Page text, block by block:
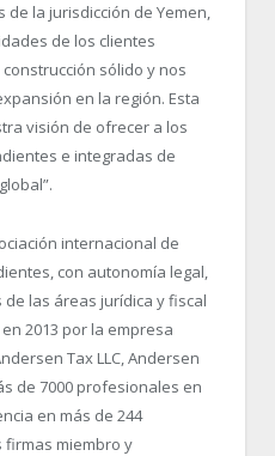
la jurisdicción de Yemen,
de los clientes
sólido y nos
en la región. Esta
visión de ofrecer a los
e integradas de
internacional de
con autonomía legal,
las áreas jurídica y fiscal
2013 por la empresa
Tax LLC, Andersen
de 7000 profesionales en
en más de 244
firmas miembro y